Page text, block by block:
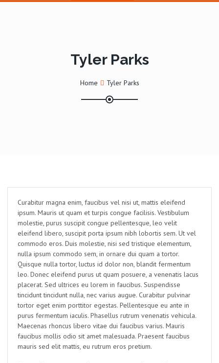
Tyler Parks
Home Tyler Parks
Curabitur magna enim, faucibus vel nisi ut, mattis eleifend
ipsum. Mauris ut quam et turpis congue facilisis. Vestibulum
molestie, purus suscipit congue pellentesque, leo velit
eleifend libero, suscipit porta ipsum nibh lobortis sem. Ut vel
commodo eros. Duis molestie, nisi sed tristique elementum,
nulla ipsum commodo sem, in ornare dui quam a tortor.
Quisque nulla tortor, luctus id dolor non, blandit fermentum
leo. Donec eleifend purus ut quam posuere, a venenatis lacus
placerat. Sed ultrices eu lorem in faucibus. Suspendisse
tincidunt tincidunt nulla, nec varius augue. Curabitur pulvinar
tortor eget enim porttitor egestas. Pellentesque eu ante in
purus fermentum iaculis. Phasellus rutrum venenatis vehicula.
Maecenas rhoncus libero vitae dui faucibus varius. Mauris
faucibus mollis odio sit amet malesuada. Praesent faucibus
mauris sed elit mattis, eu rutrum eros pretium.